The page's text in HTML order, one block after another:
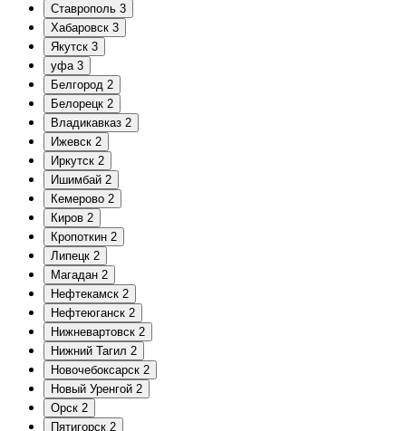
Ставрополь 3
Хабаровск 3
Якутск 3
уфа 3
Белгород 2
Белорецк 2
Владикавказ 2
Ижевск 2
Иркутск 2
Ишимбай 2
Кемерово 2
Киров 2
Кропоткин 2
Липецк 2
Магадан 2
Нефтекамск 2
Нефтеюганск 2
Нижневартовск 2
Нижний Тагил 2
Новочебоксарск 2
Новый Уренгой 2
Орск 2
Пятигорск 2